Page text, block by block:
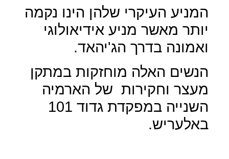
המניע העיקרי שלהן הינו נקמה
יותר מאשר מניע אידיאולוגי
ואמונה בדרך הג'יהאד.
הנשים האלה מוחזקות במתקן
מעצר וחקירות של הארמיה
השנייה במפקדת גדוד 101
באלעריש.